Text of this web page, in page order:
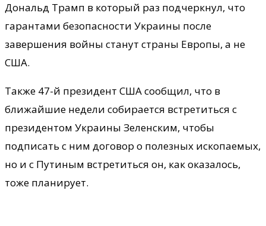
Дональд Трамп в который раз подчеркнул, что
гарантами безопасности Украины после
завершения войны станут страны Европы, а не
США.
Также 47-й президент США сообщил, что в
ближайшие недели собирается встретиться с
президентом Украины Зеленским, чтобы
подписать с ним договор о полезных ископаемых,
но и с Путиным встретиться он, как оказалось,
тоже планирует.